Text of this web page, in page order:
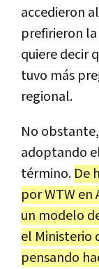
accedieron
prefirieron
quiere decir
tuvo más
regional.
No
adoptando
término. De
por WTW
un modelo
el Ministerio
pensando